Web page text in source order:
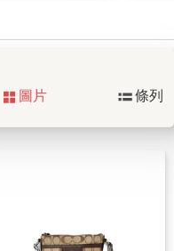
圖片 條列